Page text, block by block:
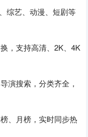
综艺、动漫、短剧等
，支持高清、2K、4K
演搜索，分类齐全，
、月榜，实时同步热